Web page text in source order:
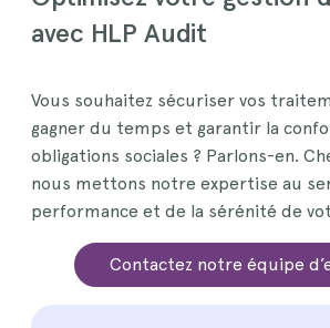
avec HLP Audit
Vous souhaitez sécuriser vos
gagner du temps et garantir la
obligations sociales ? Parlons-en.
nous mettons notre expertise au
performance et de la sérénité de
Contactez notre équipe